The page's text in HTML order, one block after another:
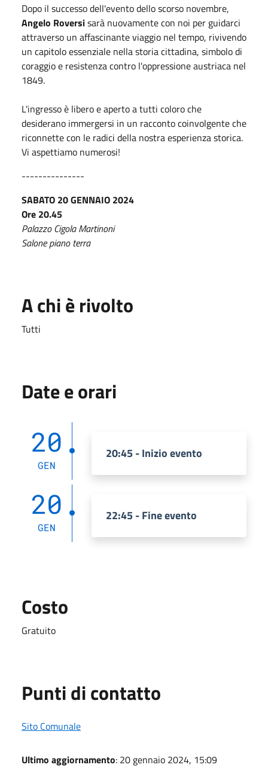
Dopo il successo dell'evento dello scorso novembre,
Angelo Roversisarà nuovamente con noi per guidarci
attraverso un affascinante viaggio nel tempo, rivivendo
un capitolo essenziale nella storia cittadina, simbolo di
coraggio e resistenza contro l'oppressione austriaca nel
1849.
L'ingresso è libero e aperto a tutti coloro che
desiderano immergersi in un racconto coinvolgente che
riconnette con le radici della nostra esperienza storica.
Vi aspettiamo numerosi!
---------------
SABATO 20 GENNAIO 2024
Ore 20.45
Palazzo Cigola Martinoni
Salone piano terra
A chi è rivolto
Tutti
Date e orari
20
GEN
20:45 - Inizio evento
20
GEN
22:45 - Fine evento
Costo
Gratuito
Punti di contatto
Sito Comunale
Ultimo aggiornamento: 20 gennaio 2024, 15:09